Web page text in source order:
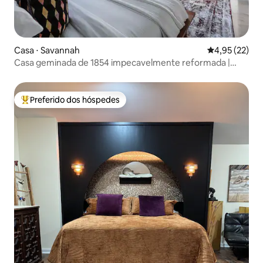
Casa ⋅ Savannah 4,95 de uma
4,95 (22)
Casa geminada de 1854 impecavelmente reformada |
Entre os melhores preferidos dos hóspedes
Preferido dos hóspedes